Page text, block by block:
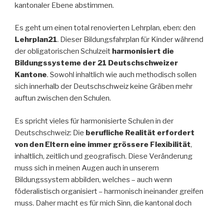
kantonaler Ebene abstimmen.
Es geht um einen total renovierten Lehrplan, eben: den
Lehrplan21. Dieser Bildungsfahrplan für Kinder während
der obligatorischen Schulzeit harmonisiert die
Bildungssysteme der 21 Deutschschweizer
Kantone. Sowohl inhaltlich wie auch methodisch sollen
sich innerhalb der Deutschschweiz keine Gräben mehr
auftun zwischen den Schulen.
Es spricht vieles für harmonisierte Schulen in der
Deutschschweiz: Die berufliche Realität erfordert
von den Eltern eine immer grössere Flexibilität,
inhaltlich, zeitlich und geografisch. Diese Veränderung
muss sich in meinen Augen auch in unserem
Bildungssystem abbilden, welches – auch wenn
föderalistisch organisiert – harmonisch ineinander greifen
muss. Daher macht es für mich Sinn, die kantonal doch